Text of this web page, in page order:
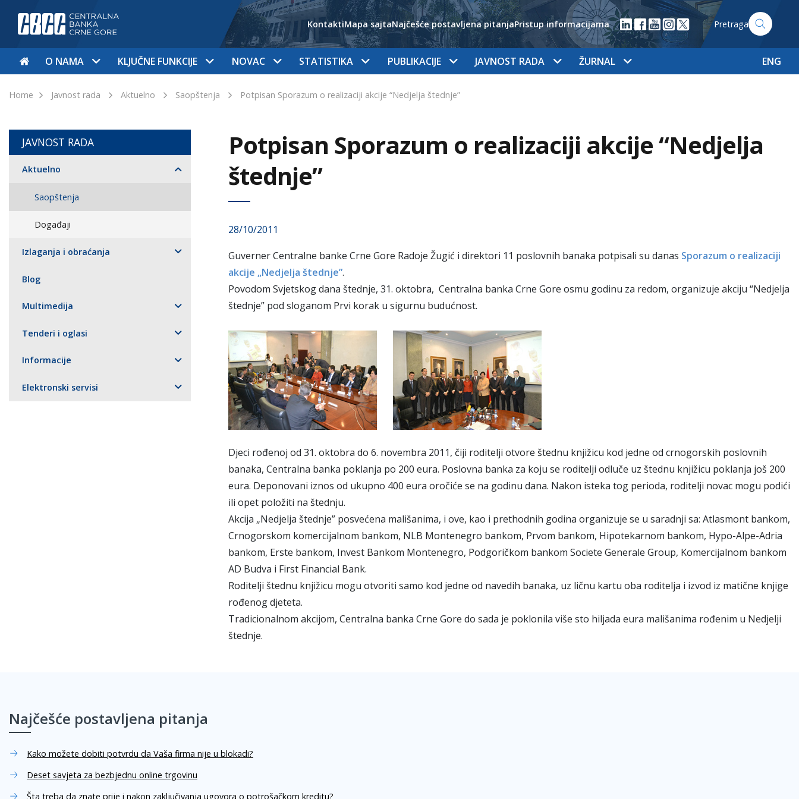
KontaktiMapa sajtaNajčešće postavljena pitanjaPristup informacijama Pretraga
O NAMA KLJUČNE FUNKCIJE NOVAC STATISTIKA PUBLIKACIJE JAVNOST RADA ŽURNAL ENG
Home Javnost rada Aktuelno Saopštenja Potpisan Sporazum o realizaciji akcije “Nedjelja štednje”
JAVNOST RADA
Aktuelno
Saopštenja
Događaji
Izlaganja i obraćanja
Blog
Multimedija
Tenderi i oglasi
Informacije
Elektronski servisi
Potpisan Sporazum o realizaciji akcije “Nedjelja
štednje”
28/10/2011
Guverner Centralne banke Crne Gore Radoje Žugić i direktori 11 poslovnih banaka potpisali su danas Sporazum o realizaciji
akcije „Nedjelja štednje”.
Povodom Svjetskog dana štednje, 31. oktobra, Centralna banka Crne Gore osmu godinu za redom, organizuje akciju “Nedjelja
štednje” pod sloganom Prvi korak u sigurnu budućnost.
Djeci rođenoj od 31. oktobra do 6. novembra 2011, čiji roditelji otvore štednu knjižicu kod jedne od crnogorskih poslovnih
banaka, Centralna banka poklanja po 200 eura. Poslovna banka za koju se roditelji odluče uz štednu knjižicu poklanja još 200
eura. Deponovani iznos od ukupno 400 eura oročiće se na godinu dana. Nakon isteka tog perioda, roditelji novac mogu podići
ili opet položiti na štednju.
Akcija „Nedjelja štednje” posvećena mališanima, i ove, kao i prethodnih godina organizuje se u saradnji sa: Atlasmont bankom,
Crnogorskom komercijalnom bankom, NLB Montenegro bankom, Prvom bankom, Hipotekarnom bankom, Hypo-Alpe-Adria
bankom, Erste bankom, Invest Bankom Montenegro, Podgoričkom bankom Societe Generale Group, Komercijalnom bankom
AD Budva i First Financial Bank.
Roditelji štednu knjižicu mogu otvoriti samo kod jedne od navedih banaka, uz ličnu kartu oba roditelja i izvod iz matične knjige
rođenog djeteta.
Tradicionalnom akcijom, Centralna banka Crne Gore do sada je poklonila više sto hiljada eura mališanima rođenim u Nedjelji
štednje.
Najčešće postavljena pitanja
Kako možete dobiti potvrdu da Vaša firma nije u blokadi?
Deset savjeta za bezbjednu online trgovinu
Šta treba da znate prije i nakon zaključivanja ugovora o potrošačkom kreditu?